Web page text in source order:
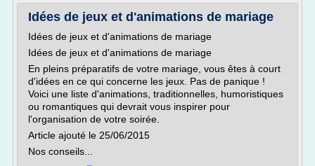
Idées de jeux et d'animations de mariage
Idées de jeux et d'animations de mariage
Idées de jeux et d'animations de mariage
En pleins préparatifs de votre mariage, vous êtes à court
d'idées en ce qui concerne les jeux. Pas de panique !
Voici une liste d'animations, traditionnelles, humoristiques
ou romantiques qui devrait vous inspirer pour
l'organisation de votre soirée.
Article ajouté le 25/06/2015
Nos conseils...